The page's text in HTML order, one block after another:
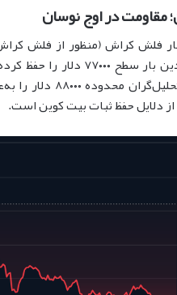
مقاومت در اوج نوسان
فلش کراش (منظور از فلش
می‌شود و